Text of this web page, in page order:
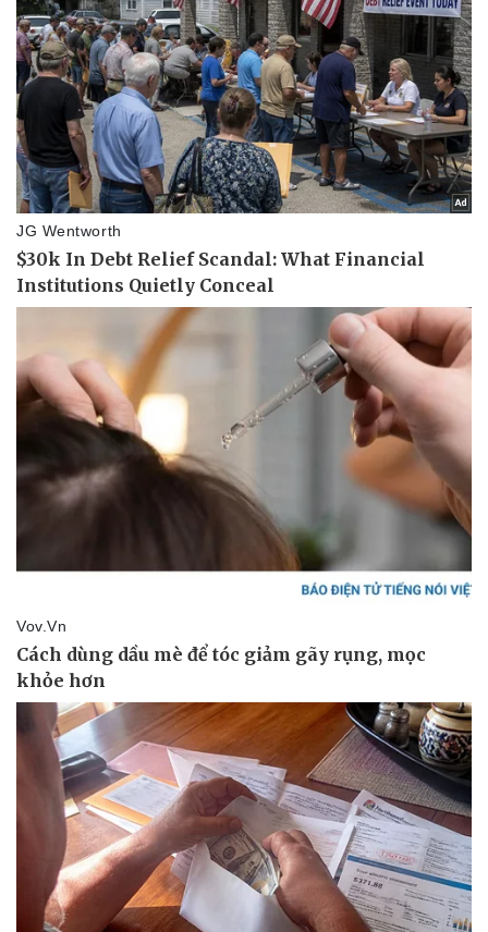
Thể thao
Bóng đá
Lịch thi đấu bóng đá
Ô tô - Xe máy
Ô tô
Xe máy